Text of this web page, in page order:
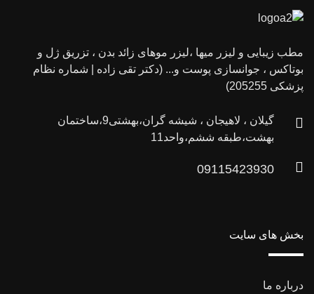
مطب زیبایی و لیزر میها ،لیزر موهای زائد بدن ، تزریق ژل و
بوتاکس ، جوانسازی پوست و... (دکتر تقی زاده | شماره نظام
پزشکی 205255)
گیلان ، لاهیجان ، شیشه گران،بهشتی9،ساختمان
بهشت،طبقه ششم،واحد11
09115423930
بخش های سایت
درباره ما